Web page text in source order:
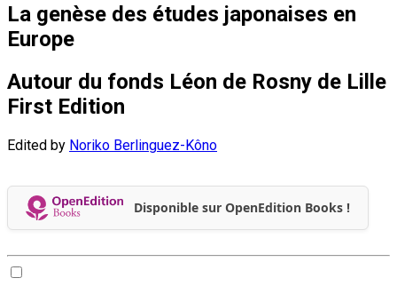
La genèse des études japonaises en
Europe
Autour du fonds Léon de Rosny de Lille
First Edition
Edited by Noriko Berlinguez-Kôno
Disponible sur OpenEdition Books !